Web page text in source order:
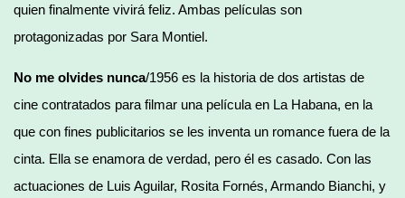
quien finalmente vivirá feliz. Ambas películas son
protagonizadas por Sara Montiel.
No me olvides nunca/1956 es la historia de dos artistas de
cine contratados para filmar una película en La Habana, en la
que con fines publicitarios se les inventa un romance fuera de la
cinta. Ella se enamora de verdad, pero él es casado. Con las
actuaciones de Luis Aguilar, Rosita Fornés, Armando Bianchi, y